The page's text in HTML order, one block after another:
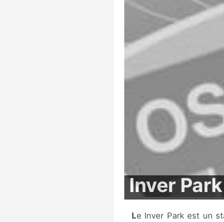
Inver Park
Le Inver Park est un stade de football situé à Larne, en Irlande du